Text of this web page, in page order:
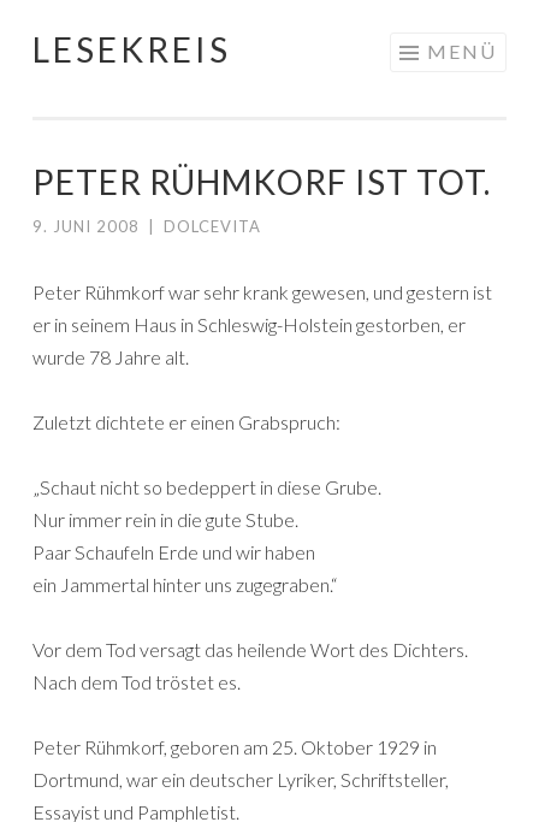
Springe
LESEKREIS MENÜ
PETER RÜHMKORF IST TOT.
9. JUNI 2008 DOLCEVITA
Peter Rühmkorf war sehr krank gewesen, und gestern ist
er in seinem Haus in Schleswig-Holstein gestorben, er
wurde 78 Jahre alt.
Zuletzt dichtete er einen Grabspruch:
„Schaut nicht so bedeppert in diese Grube.
Nur immer rein in die gute Stube.
Paar Schaufeln Erde und wir haben
ein Jammertal hinter uns zugegraben.“
Vor dem Tod versagt das heilende Wort des Dichters.
Nach dem Tod tröstet es.
Peter Rühmkorf, geboren am 25. Oktober 1929 in
Dortmund, war ein deutscher Lyriker, Schriftsteller,
Essayist und Pamphletist.